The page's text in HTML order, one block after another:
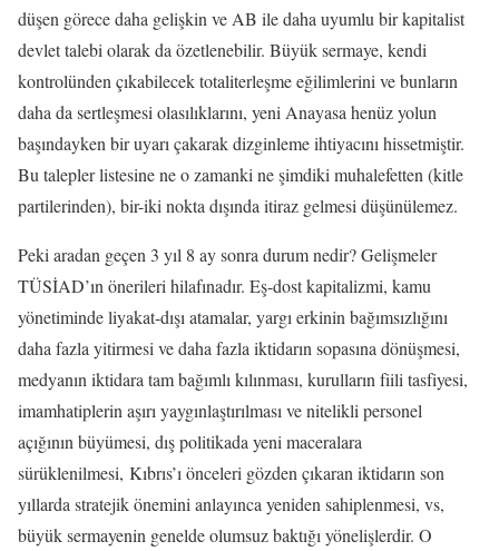
düşen görece daha gelişkin ve AB ile daha uyumlu bir kapitalist
devlet talebi olarak da özetlenebilir. Büyük sermaye, kendi
kontrolünden çıkabilecek totaliterleşme eğilimlerini ve bunların
daha da sertleşmesi olasılıklarını, yeni Anayasa henüz yolun
başındayken bir uyarı çakarak dizginleme ihtiyacını hissetmiştir.
Bu talepler listesine ne o zamanki ne şimdiki muhalefetten (kitle
partilerinden), bir-iki nokta dışında itiraz gelmesi düşünülemez.
Peki aradan geçen 3 yıl 8 ay sonra durum nedir? Gelişmeler
TÜSİAD’ın önerileri hilafınadır. Eş-dost kapitalizmi, kamu
yönetiminde liyakat-dışı atamalar, yargı erkinin bağımsızlığını
daha fazla yitirmesi ve daha fazla iktidarın sopasına dönüşmesi,
medyanın iktidara tam bağımlı kılınması, kurulların fiili tasfiyesi,
imamhatiplerin aşırı yaygınlaştırılması ve nitelikli personel
açığının büyümesi, dış politikada yeni maceralara
sürüklenilmesi, Kıbrıs’ı önceleri gözden çıkaran iktidarın son
yıllarda stratejik önemini anlayınca yeniden sahiplenmesi, vs,
büyük sermayenin genelde olumsuz baktığı yönelişlerdir. O